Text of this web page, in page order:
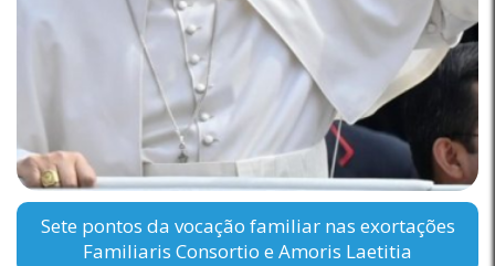
Sete pontos da vocação familiar nas exortações
Familiaris Consortio e Amoris Laetitia